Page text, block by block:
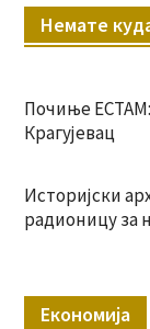
Немате
Почиње
Крагујевац
Историјски
радионицу за
Економија